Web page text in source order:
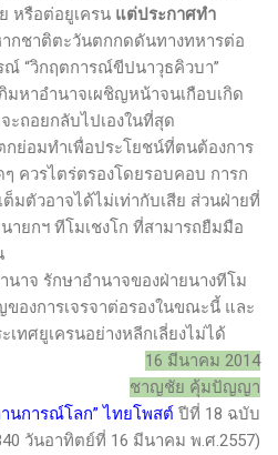
หรือต่อยูเครน แต่ประกาศทำ
ากชาติตะวันตกกดดันทางทหารต่อ
ณ์ “วิกฤตการณ์ขีปนาวุธคิวบา”
มหาอำนาจเผชิญหน้าจนเกือบเกิด
ะถอยกลับไปเองในที่สุด
ย่อมทำเพื่อประโยชน์ที่ตนต้องการ
ควรไตร่ตรองโดยรอบคอบ การก
ต็มตัวอาจได้ไม่เท่ากับเสีย ส่วนฝ่ายที่
ายกฯ ทีโมเชงโก ที่สามารถยืมมือ
รักษาอำนาจของฝ่ายนางทีโม
องการเจรจาต่อรองในขณะนี้ และ
ทศยูเครนอย่างหลีกเลี่ยงไม่ได้
16 มีนาคม 2014
ชาญชัย คุ้มปัญญา
นการณ์โลก”ไทยโพสต์ ปีที่ 18 ฉบับ
วันอาทิตย์ที่ 16 มีนาคม พ.ศ.2557)